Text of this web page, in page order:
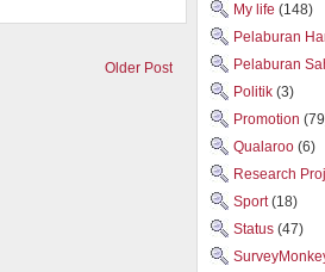
Older Post
My life (148)
Pelaburan
Pelaburan
Politik (3)
Promotion
Qualaroo (6)
Research
Sport(18)
Status (47)